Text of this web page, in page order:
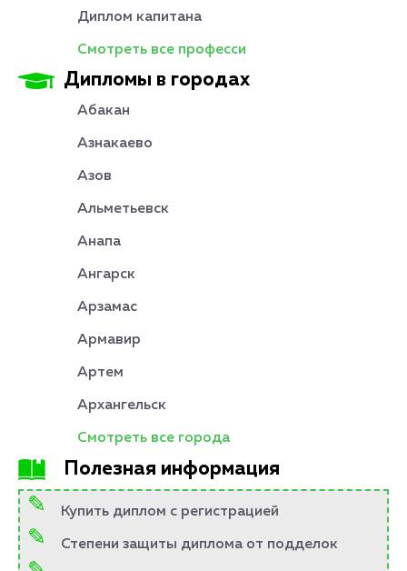
Диплом капитана
Смотреть все професси
Дипломы в городах
Абакан
Азнакаево
Азов
Альметьевск
Анапа
Ангарск
Арзамас
Армавир
Артем
Архангельск
Смотреть все города
Полезная информация
Купить диплом с регистрацией
Степени защиты диплома от подделок